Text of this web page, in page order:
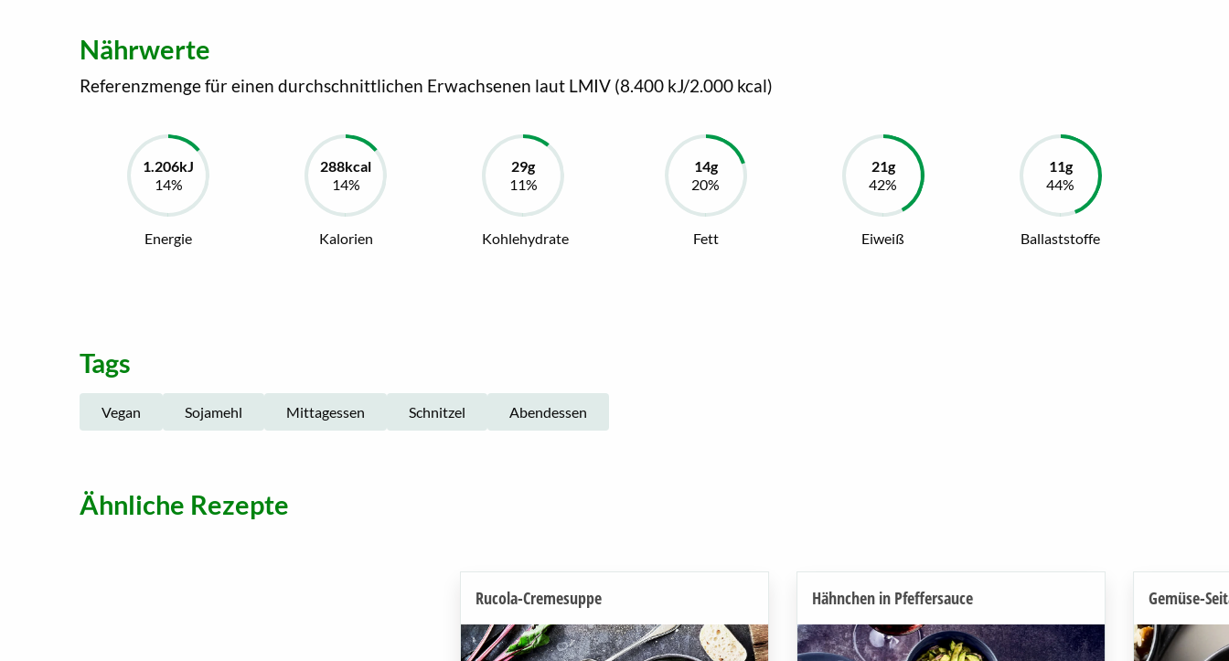
Nährwerte
Referenzmenge für einen durchschnittlichen Erwachsenen laut LMIV (8.400 kJ/2.000 kcal)
Energie Kalorien Kohlehydrate Fett Eiweiß Ballaststoffe
Tags
Vegan Sojamehl Mittagessen Schnitzel Abendessen
Ähnliche Rezepte
Rucola-Cremesuppe Hähnchen in Pfeffersauce Gemüse-